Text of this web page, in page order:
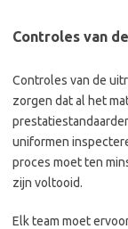
Controles van
Controles van de
zorgen dat al het
uniformen
proces moet ten
zijn voltooid.
Elk team moet